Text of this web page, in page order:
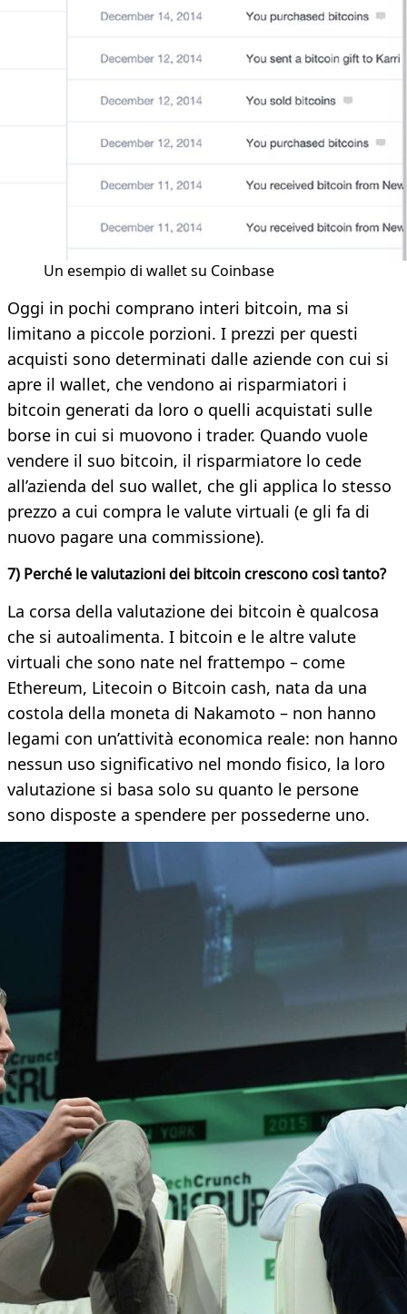
Un esempio di wallet su Coinbase
Oggi in pochi comprano interi bitcoin, ma si
limitano a piccole porzioni. I prezzi per questi
acquisti sono determinati dalle aziende con cui si
apre il wallet, che vendono ai risparmiatori i
bitcoin generati da loro o quelli acquistati sulle
borse in cui si muovono i trader. Quando vuole
vendere il suo bitcoin, il risparmiatore lo cede
all’azienda del suo wallet, che gli applica lo stesso
prezzo a cui compra le valute virtuali (e gli fa di
nuovo pagare una commissione).
7) Perché le valutazioni dei bitcoin crescono così tanto?
La corsa della valutazione dei bitcoin è qualcosa
che si autoalimenta. I bitcoin e le altre valute
virtuali che sono nate nel frattempo – come
Ethereum, Litecoin o Bitcoin cash, nata da una
costola della moneta di Nakamoto – non hanno
legami con un’attività economica reale: non hanno
nessun uso significativo nel mondo fisico, la loro
valutazione si basa solo su quanto le persone
sono disposte a spendere per possederne uno.